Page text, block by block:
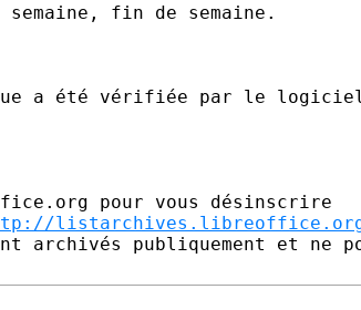
fin de semaine.
pour vous désinscrire
archivés publiquement et ne